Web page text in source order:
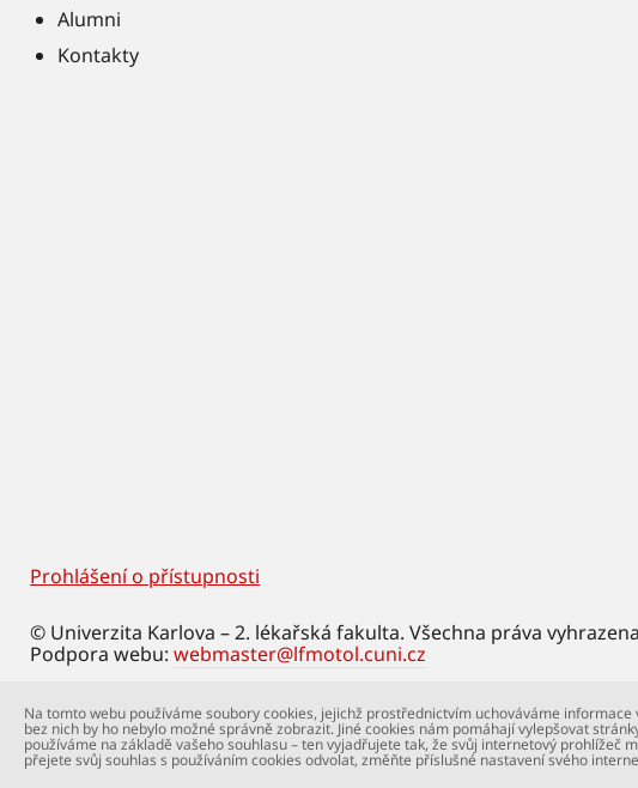
Alumni
Kontakty
Footer
Prohlášení o přístupnosti
© Univerzita Karlova – 2. lékařská fakulta. Všechna práva
Podpora webu: webmaster@lfmotol.cuni.cz
Na tomto webu používáme soubory cookies, jejichž prostřednictvím uchováváme
bez nich by ho nebylo možné správně zobrazit. Jiné cookies nám pomáhají vylepšovat
používáme na základě vašeho souhlasu – ten vyjadřujete tak, že svůj internetový prohlížeč
přejete svůj souhlas s používáním cookies odvolat, změňte příslušné nastavení svého